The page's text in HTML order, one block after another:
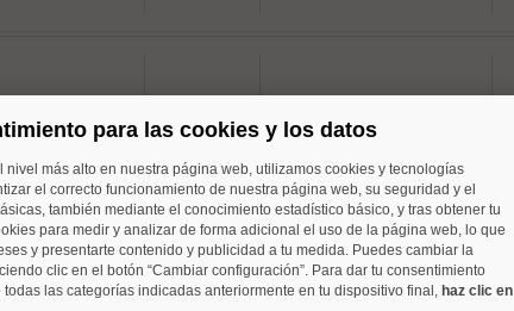
65 m² dorm.
para las cookies y los datos
nivel más alto en nuestra página web, utilizamos cookies y tecnologías
el correcto funcionamiento de nuestra página web, su seguridad y el
también mediante el conocimiento estadístico básico, y tras obtener tu
para medir y analizar de forma adicional el uso de la página web, lo que
y presentarte contenido y publicidad a tu medida. Puedes cambiar la
clic en el botón “Cambiar configuración”. Para dar tu consentimiento
las categorías indicadas anteriormente en tu dispositivo final, haz clic en